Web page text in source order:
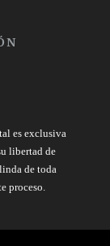
es exclusiva
libertad de
de toda
proceso.